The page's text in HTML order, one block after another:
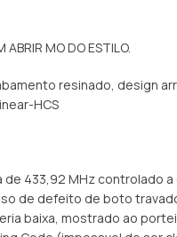
ABRIR MO DO ESTILO.
resinado, design
HCS
de 433,92 MHz controlado
de defeito de boto
baixa, mostrado ao